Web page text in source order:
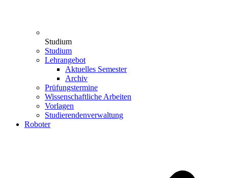
Studium
Studium
Lehrangebot
Aktuelles Semester
Archiv
Prüfungstermine
Wissenschaftliche Arbeiten
Vorlagen
Studierendenverwaltung
Roboter